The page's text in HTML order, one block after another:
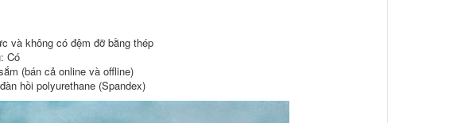
tia
và không có đệm đỡ bằng thép
Có
(bán cả online và offline)
hồi polyurethane (Spandex)